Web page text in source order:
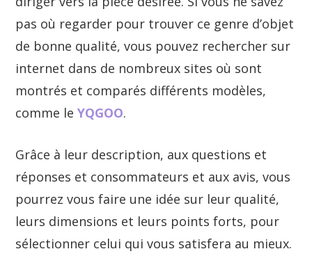
pas où regarder pour trouver ce genre d’objet
de bonne qualité, vous pouvez rechercher sur
internet dans de nombreux sites où sont
montrés et comparés différents modèles,
comme le YQGOO.
Grâce à leur description, aux questions et
réponses et consommateurs et aux avis, vous
pourrez vous faire une idée sur leur qualité,
leurs dimensions et leurs points forts, pour
sélectionner celui qui vous satisfera au mieux.